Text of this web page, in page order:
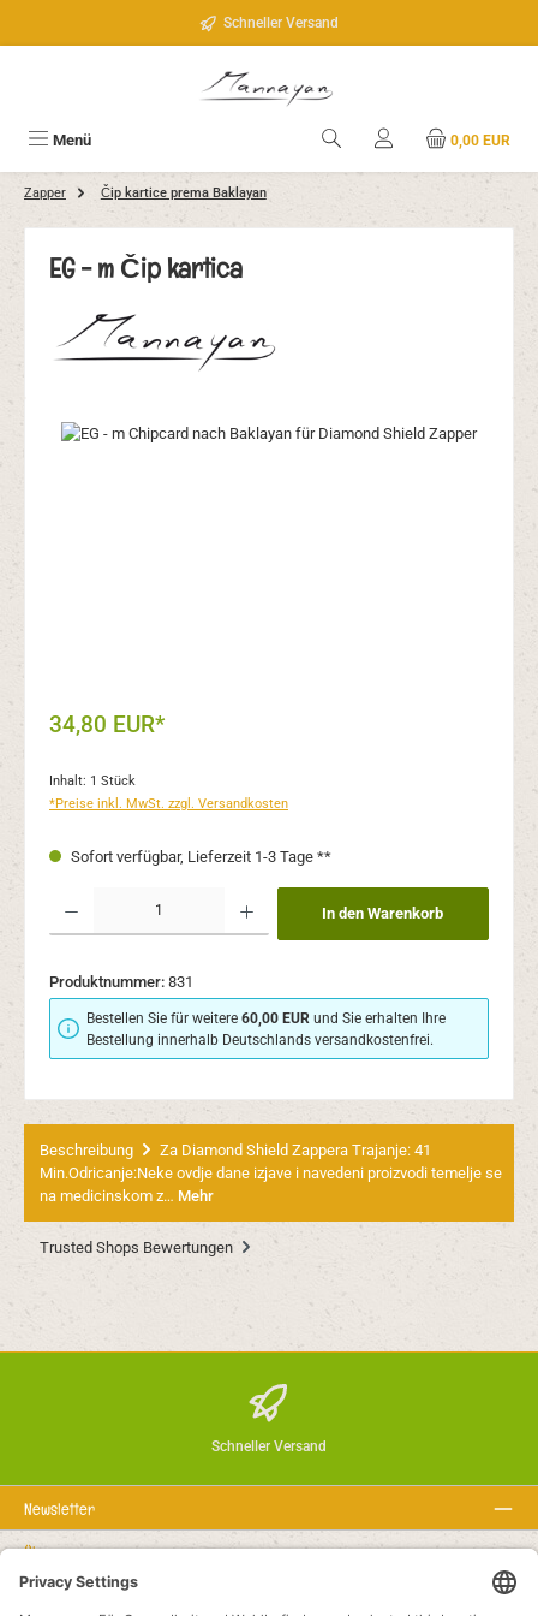
Schneller Versand
Menü 0,00 EUR
Zapper Čip kartice prema Baklayan
EG - m Čip kartica
Bildergalerie überspringen
34,80 EUR*
Inhalt: 1 Stück
*Preise inkl. MwSt. zzgl. Versandkosten
Sofort verfügbar, Lieferzeit 1-3 Tage **
Produkt Anzahl: Gib den gewünschten Wert ein oder benutze die Schaltflächen
In den Warenkorb
Produktnummer: 831
Bestellen Sie für weitere60,00 EUR und Sie erhalten Ihre
Bestellung innerhalb Deutschlands versandkostenfrei.
Beschreibung
Za Diamond Shield Zappera Trajanje: 41
Min.Odricanje:Neke ovdje dane izjave i navedeni proizvodi temelje se
na medicinskom z… Mehr
Trusted Shops Bewertungen
Schneller Versand
Newsletter
Über uns
Rechtstexte